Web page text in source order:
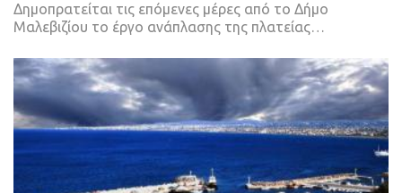
Δημοπρατείται τις επόμενες μέρες από το Δήμο
Μαλεβιζίου το έργο ανάπλασης της πλατείας…